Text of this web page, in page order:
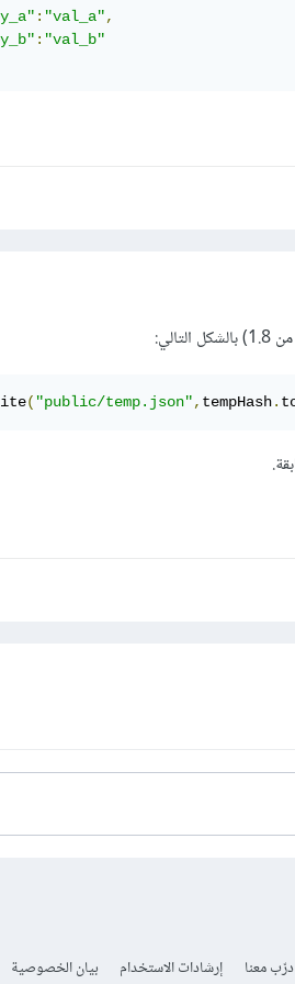
: "val_a",
: "val_b"
( "public/temp.json", tempHash.
درّب معنا إرشادات الاستخدام بيان الخصوصية